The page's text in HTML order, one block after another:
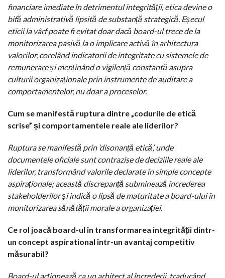
financiare imediate în detrimentul integrității, etica devine o
bifă administrativă lipsită de substanță strategică. Eșecul
eticii la vârf poate fi evitat doar dacă board-ul trece de la
monitorizarea pasivă la o implicare activă în arhitectura
valorilor, corelând indicatorii de integritate cu sistemele de
remunerare și menținând o vigilență constantă asupra
culturii organizaționale prin instrumente de auditare a
comportamentelor, nu doar a proceselor.
Cum se manifestă ruptura dintre „codurile de etică
scrise” și comportamentele reale ale liderilor?
Ruptura se manifestă prin ‘disonanță etică’, unde
documentele oficiale sunt contrazise de deciziile reale ale
liderilor, transformând valorile declarate în simple concepte
aspiraționale; această discrepanță subminează încrederea
stakeholderilor și indică o lipsă de maturitate a board-ului în
monitorizarea sănătății morale a organizației.
Ce rol joacă board-ul în transformarea integrității dintr-
un concept aspirational într-un avantaj competitiv
măsurabil?
Board-ul acționează ca un arhitect al încrederii, traducând